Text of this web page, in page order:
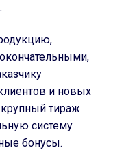
и новых
тираж
систему
бонусы.